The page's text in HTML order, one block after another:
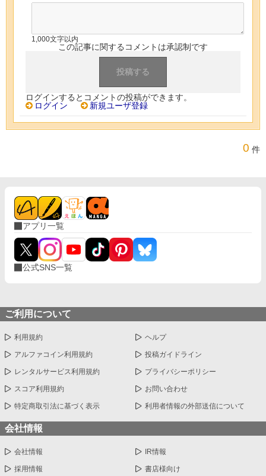
1,000文字以内
この記事に関するコメントは承認制です
ログインするとコメントの投稿ができます。
ログイン
新規ユーザ登録
0 件
アプリ一覧
公式SNS一覧
ご利用について
利用規約 ヘルプ
アルファコイン利用規約 投稿ガイドライン
レンタルサービス利用規約 プライバシーポリシー
スコア利用規約 お問い合わせ
特定商取引法に基づく表示 利用者情報の外部送信について
会社情報
会社情報 IR情報
採用情報 書店様向け